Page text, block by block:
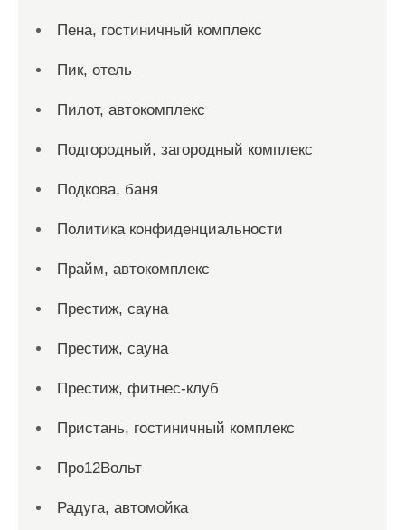
Пена, гостиничный комплекс
Пик, отель
Пилот, автокомплекс
Подгородный, загородный комплекс
Подкова, баня
Политика конфиденциальности
Прайм, автокомплекс
Престиж, сауна
Престиж, сауна
Престиж, фитнес-клуб
Пристань, гостиничный комплекс
Про12Вольт
Радуга, автомойка